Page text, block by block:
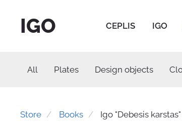
IGO CEPLIS IGO
All Plates Design objects
Store Books Igo "Debesis